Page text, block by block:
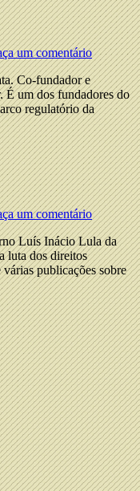
um comentário
Co-fundador e
É um dos fundadores do
regulatório da
um comentário
Luís Inácio Lula da
luta dos direitos
publicações sobre